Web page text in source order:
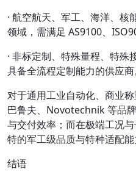
· 航空航天、军工、海洋、
领域，需满足 AS9100、
· 非标定制、特殊量程、特
具备全流程定制能力的供应商
对于通用工业自动化、商业称
巴鲁夫、Novotechnik 等品
与交付效率；而在极端工况
特的军工级品质与特种适配能
结语